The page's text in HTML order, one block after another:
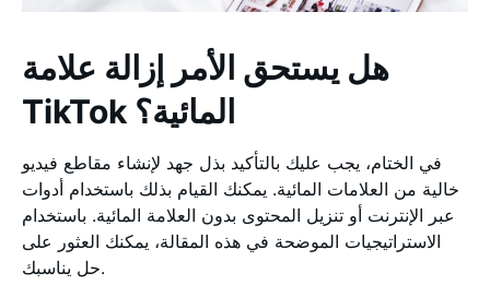
هل يستحق الأمر إزالة علامة
TikTok المائية؟
في الختام، يجب عليك بالتأكيد بذل جهد لإنشاء مقاطع فيديو
خالية من العلامات المائية. يمكنك القيام بذلك باستخدام أدوات
عبر الإنترنت أو تنزيل المحتوى بدون العلامة المائية. باستخدام
الاستراتيجيات الموضحة في هذه المقالة، يمكنك العثور على
حل يناسبك.